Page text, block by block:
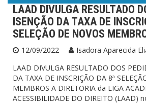
LAAD DIVULGA RESULTADO
ISENÇÃO DA TAXA DE
SELEÇÃO DE NOVOS
12/09/2022 Isadora Aparecida
LAAD DIVULGA RESULTADO DOS
DA TAXA DE INSCRIÇÃO DA 8ª
MEMBROS A DIRETORIA da LIGA
ACESSIBILIDADE DO DIREITO (LAAD)